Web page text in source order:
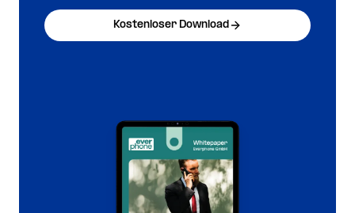
Kostenloser Download